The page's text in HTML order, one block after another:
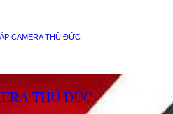
CAMERA THỦ ĐỨC
THỦ ĐỨC